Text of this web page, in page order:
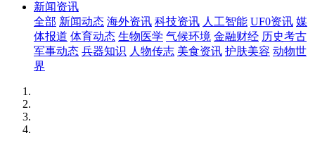
新闻资讯
全部 新闻动态 海外资讯 科技资讯 人工智能 UF0资讯 媒
体报道 体育动态 生物医学 气候环境 金融财经 历史考古
军事动态 兵器知识 人物传志 美食资讯 护肤美容 动物世
界